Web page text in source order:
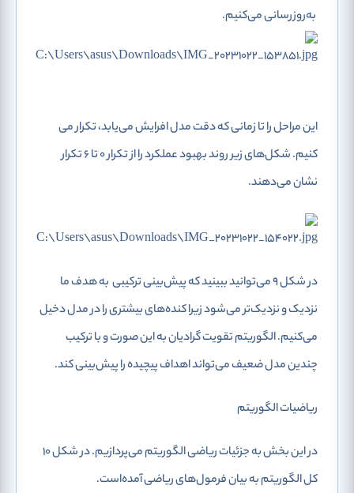
به‌روزرسانی می‌کنیم.
این مراحل را تا زمانی که دقت مدل افرایش می‌یابد، تکرار می
کنیم. شکل‌های زیر روند بهبود عملکرد را از تکرار 0 تا 6 تکرار
نشان می‌دهند.
در شکل 9 می‌توانید ببینید که پیش‌بینی ترکیبی
به هدف ما
نزدیک و نزدیک‌تر می‌شود زیرا کنده‌های بیشتری را در مدل دخیل
می‌کنیم. الگوریتم تقویت گرادیان به این صورت و با ترکیب
چندین مدل ضعیف می‌تواند اهداف پیچیده را پیش‌بینی کند.
ریاضیات الگوریتم
در این بخش به جزئیات ریاضی الگوریتم می‌پردازیم. در شکل 10
کل الگوریتم به بیان فرمول‌های ریاضی آمده‌است.